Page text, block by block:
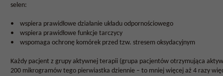
selen:
• wspiera prawidłowe działanie układu odpornościowego
• wspiera prawidłowe funkcje tarczycy
• wspomaga ochronę komórek przed tzw. stresem oksydacyjnym
Każdy pacjent z grupy aktywnej terapii (grupa pacjentów otrzymująca
200 mikrogramów tego pierwiastka dziennie – to mniej więcej aż 4 razy